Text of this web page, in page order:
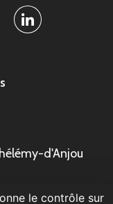
Linkedin
d'Anjou
le contrôle sur